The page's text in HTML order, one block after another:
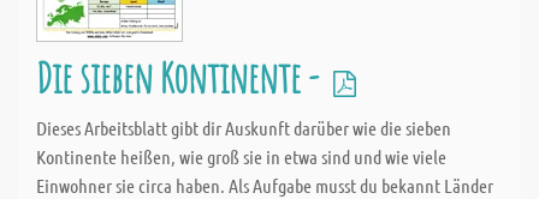
Die sieben Kontinente -
Dieses Arbeitsblatt gibt dir Auskunft darüber wie die sieben
Kontinente heißen, wie groß sie in etwa sind und wie viele
Einwohner sie circa haben. Als Aufgabe musst du bekannt Länder